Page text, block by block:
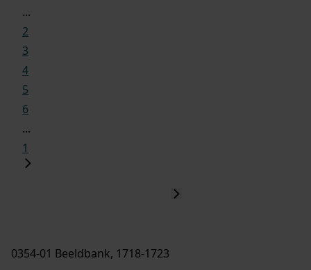
...
2
3
4
5
6
...
1
0354-01 Beeldbank, 1718-1723